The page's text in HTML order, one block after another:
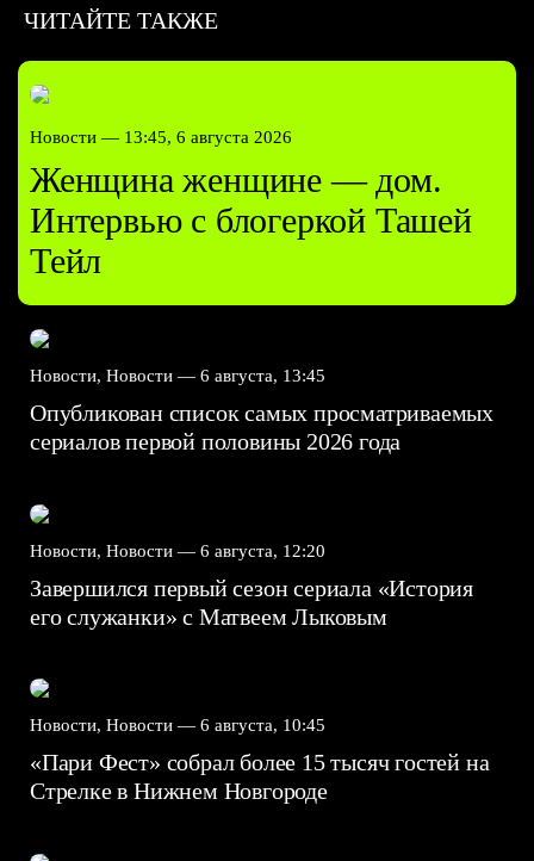
ЧИТАЙТЕ ТАКЖЕ
Новости — 13:45, 6 августа 2026
Женщина женщине — дом.
Интервью с блогеркой Ташей
Тейл
Новости, Новости — 6 августа, 13:45
Опубликован список самых просматриваемых
сериалов первой половины 2026 года
Новости, Новости — 6 августа, 12:20
Завершился первый сезон сериала «История
его служанки» с Матвеем Лыковым
Новости, Новости — 6 августа, 10:45
«Пари Фест» собрал более 15 тысяч гостей на
Стрелке в Нижнем Новгороде